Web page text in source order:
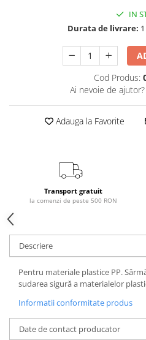
IN
Durata de livrare:
Cod Produs:
Ai nevoie de ajutor?
Adauga la Favorite
Transport gratuit
la comenzi de peste 500 RON
Descriere
Pentru materiale plastice PP.
sudarea sigură a materialelor
Informatii conformitate produs
Date de contact producator